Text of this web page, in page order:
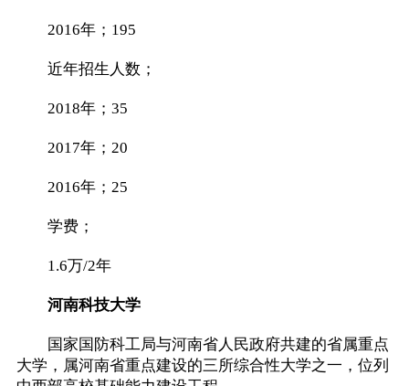
2016年；195
近年招生人数；
2018年；35
2017年；20
2016年；25
学费；
1.6万/2年
河南科技大学
国家国防科工局与河南省人民政府共建的省属重点
大学，属河南省重点建设的三所综合性大学之一，位列